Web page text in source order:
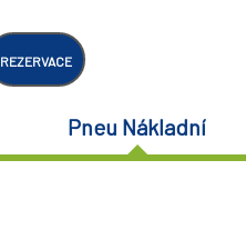
REZERVACE
Pneu Nákladní